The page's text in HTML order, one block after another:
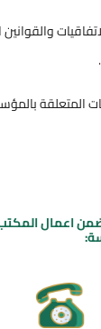
والقوانين
المتعلقة
اعمال